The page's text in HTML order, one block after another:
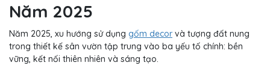
Năm 2025
Năm 2025, xu hướng sử dụng gốm decor và tượng đất nung
trong thiết kế sân vườn tập trung vào ba yếu tố chính: bền
vững, kết nối thiên nhiên và sáng tạo.